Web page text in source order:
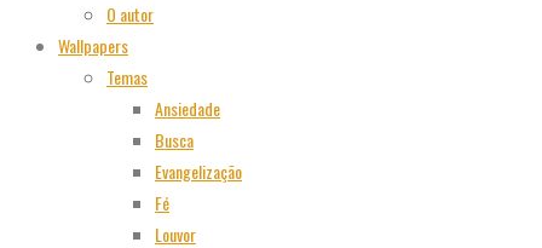
O autor
Wallpapers
Temas
Ansiedade
Busca
Evangelização
Fé
Louvor